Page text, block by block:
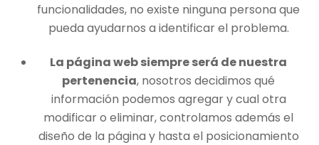
funcionalidades, no existe ninguna persona que
pueda ayudarnos a identificar el problema.
La página web siempre será de nuestra
pertenencia, nosotros decidimos qué
información podemos agregar y cual otra
modificar o eliminar, controlamos además el
diseño de la página y hasta el posicionamiento